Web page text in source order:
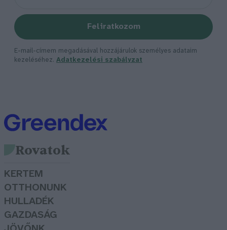
Feliratkozom
E-mail-címem megadásával hozzájárulok személyes adataim
kezeléséhez. Adatkezelési szabályzat
Rovatok
KERTEM
OTTHONUNK
HULLADÉK
GAZDASÁG